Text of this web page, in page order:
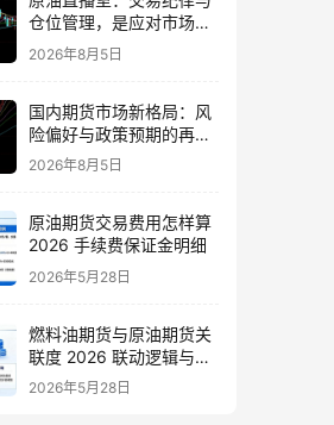
仓位管理，是应对市场噪
音的核心
2026年8月5日
国内期货市场新格局：风
险偏好与政策预期的再平
衡
2026年8月5日
原油期货交易费用怎样算
2026 手续费保证金明细
2026年5月28日
燃料油期货与原油期货关
联度 2026 联动逻辑与套
利策略
2026年5月28日